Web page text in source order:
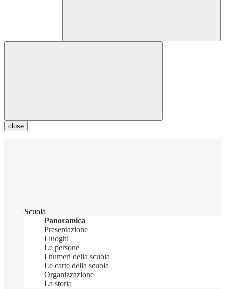
close
Scuola
Panoramica
Presentazione
I luoghi
Le persone
I numeri della scuola
Le carte della scuola
Organizzazione
La storia